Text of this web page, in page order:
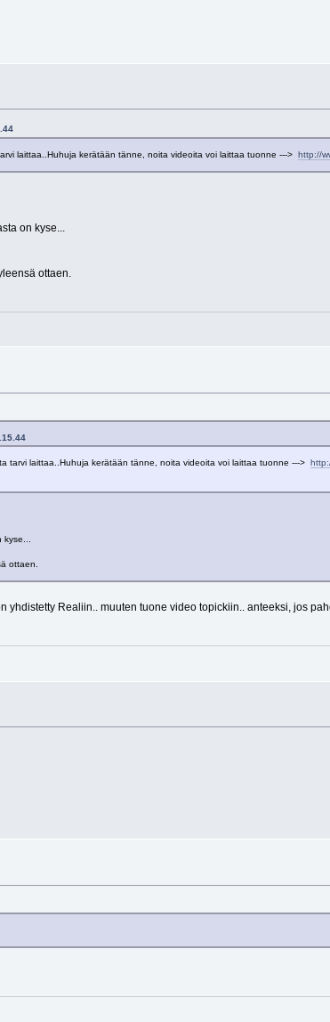
laittaa..Huhuja kerätään tänne, noita videoita voi laittaa tuonne ---> http://
on kyse...
ottaen.
tarvi laittaa..Huhuja kerätään tänne, noita videoita voi laittaa tuonne --->
kyse...
ottaen.
yhdistetty Realiin.. muuten tuone video topickiin.. anteeksi, jos